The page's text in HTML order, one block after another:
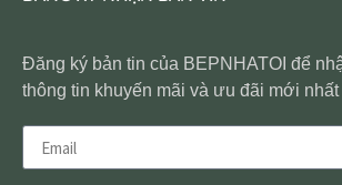
Đăng ký bản tin của BEPNHATOI để
thông tin khuyến mãi và ưu đãi mới